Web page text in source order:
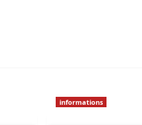
informations